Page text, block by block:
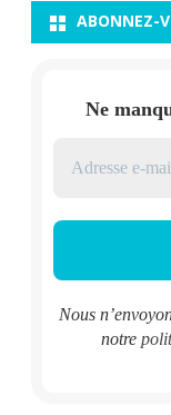
ABONNEZ-
Ne
Nous
notre